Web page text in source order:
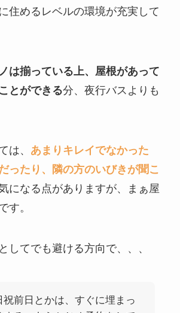
住めるレベルの環境が充実して
は揃っている上、屋根があって
とができる分、夜行バスよりも
は、 あまりキレイでなかった
ったり、隣の方のいびきが聞こ
になる点がありますが、まぁ屋
す。
してでも避ける方向で、、、
祝前日とかは、すぐに埋まっ